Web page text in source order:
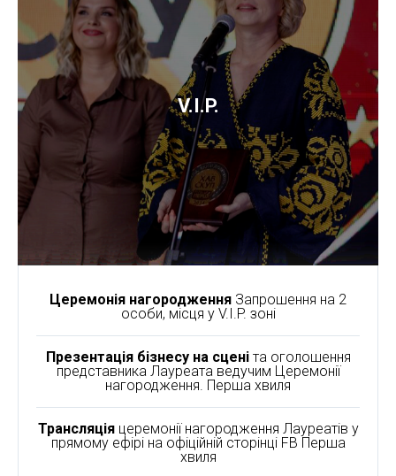
V.I.P.
Церемонія нагородження Запрошення на 2
особи, місця у V.I.P. зоні
Презентація бізнесу на сцені та оголошення
представника Лауреата ведучим Церемонії
нагородження. Перша хвиля
Трансляціяцеремонії нагородження Лауреатів у
прямому ефірі на офіційній сторінці FB Перша
хвиля